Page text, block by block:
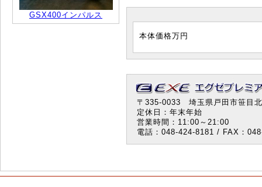
GSX400インパルス
本体価格万円
〒335-0033 埼玉県戸田市笹目
定休日：年末年始
営業時間：11:00～21:00
電話：048-424-8181 / FAX：